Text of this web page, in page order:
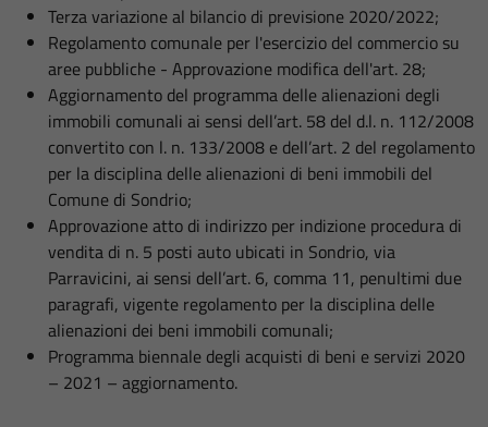
Terza variazione al bilancio di previsione 2020/2022;
Regolamento comunale per l'esercizio del commercio su
aree pubbliche - Approvazione modifica dell'art. 28;
Aggiornamento del programma delle alienazioni degli
immobili comunali ai sensi dell’art. 58 del d.l. n. 112/2008
convertito con l. n. 133/2008 e dell’art. 2 del regolamento
per la disciplina delle alienazioni di beni immobili del
Comune di Sondrio;
Approvazione atto di indirizzo per indizione procedura di
vendita di n. 5 posti auto ubicati in Sondrio, via
Parravicini, ai sensi dell’art. 6, comma 11, penultimi due
paragrafi, vigente regolamento per la disciplina delle
alienazioni dei beni immobili comunali;
Programma biennale degli acquisti di beni e servizi 2020
– 2021 – aggiornamento.